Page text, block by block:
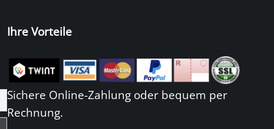
Ihre Vorteile
Sichere Online-Zahlung oder bequem per
Rechnung.